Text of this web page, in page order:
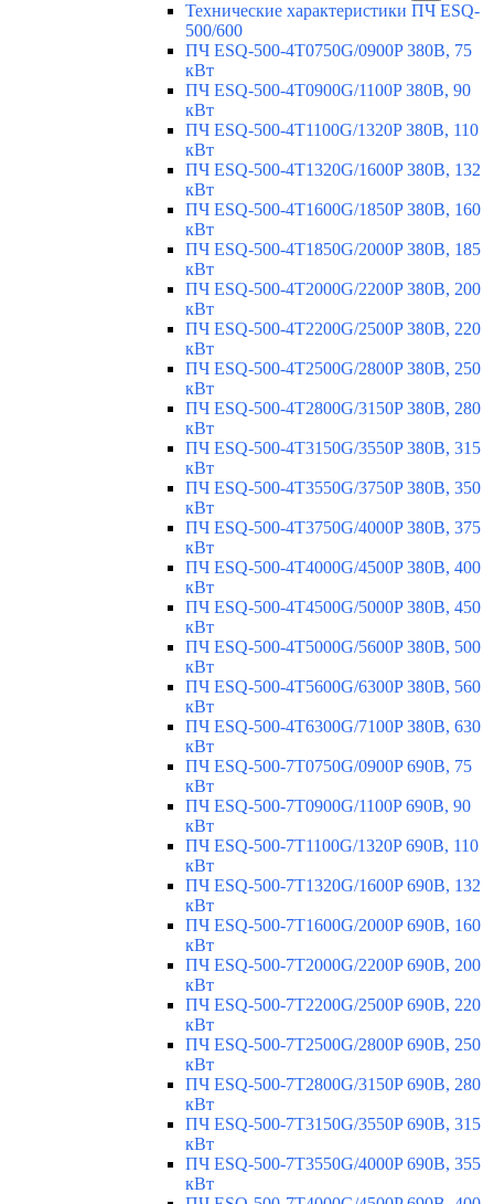
Технические характеристики ПЧ ESQ-
500/600
ПЧ ESQ-500-4T0750G/0900P 380В, 75
кВт
ПЧ ESQ-500-4T0900G/1100P 380В, 90
кВт
ПЧ ESQ-500-4T1100G/1320P 380В, 110
кВт
ПЧ ESQ-500-4T1320G/1600P 380В, 132
кВт
ПЧ ESQ-500-4T1600G/1850P 380В, 160
кВт
ПЧ ESQ-500-4T1850G/2000P 380В, 185
кВт
ПЧ ESQ-500-4T2000G/2200P 380В, 200
кВт
ПЧ ESQ-500-4T2200G/2500P 380В, 220
кВт
ПЧ ESQ-500-4T2500G/2800P 380В, 250
кВт
ПЧ ESQ-500-4T2800G/3150P 380В, 280
кВт
ПЧ ESQ-500-4T3150G/3550P 380В, 315
кВт
ПЧ ESQ-500-4T3550G/3750P 380В, 350
кВт
ПЧ ESQ-500-4T3750G/4000P 380В, 375
кВт
ПЧ ESQ-500-4T4000G/4500P 380В, 400
кВт
ПЧ ESQ-500-4T4500G/5000P 380В, 450
кВт
ПЧ ESQ-500-4T5000G/5600P 380В, 500
кВт
ПЧ ESQ-500-4T5600G/6300P 380В, 560
кВт
ПЧ ESQ-500-4T6300G/7100P 380В, 630
кВт
ПЧ ESQ-500-7T0750G/0900P 690В, 75
кВт
ПЧ ESQ-500-7T0900G/1100P 690В, 90
кВт
ПЧ ESQ-500-7T1100G/1320P 690В, 110
кВт
ПЧ ESQ-500-7T1320G/1600P 690В, 132
кВт
ПЧ ESQ-500-7T1600G/2000P 690В, 160
кВт
ПЧ ESQ-500-7T2000G/2200P 690В, 200
кВт
ПЧ ESQ-500-7T2200G/2500P 690В, 220
кВт
ПЧ ESQ-500-7T2500G/2800P 690В, 250
кВт
ПЧ ESQ-500-7T2800G/3150P 690В, 280
кВт
ПЧ ESQ-500-7T3150G/3550P 690В, 315
кВт
ПЧ ESQ-500-7T3550G/4000P 690В, 355
кВт